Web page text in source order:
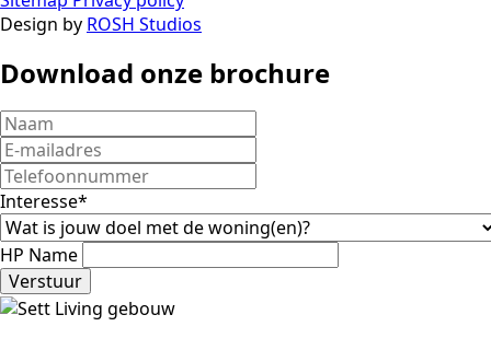
Design by ROSH Studios
Download onze brochure
Interesse*
HP Name
Verstuur